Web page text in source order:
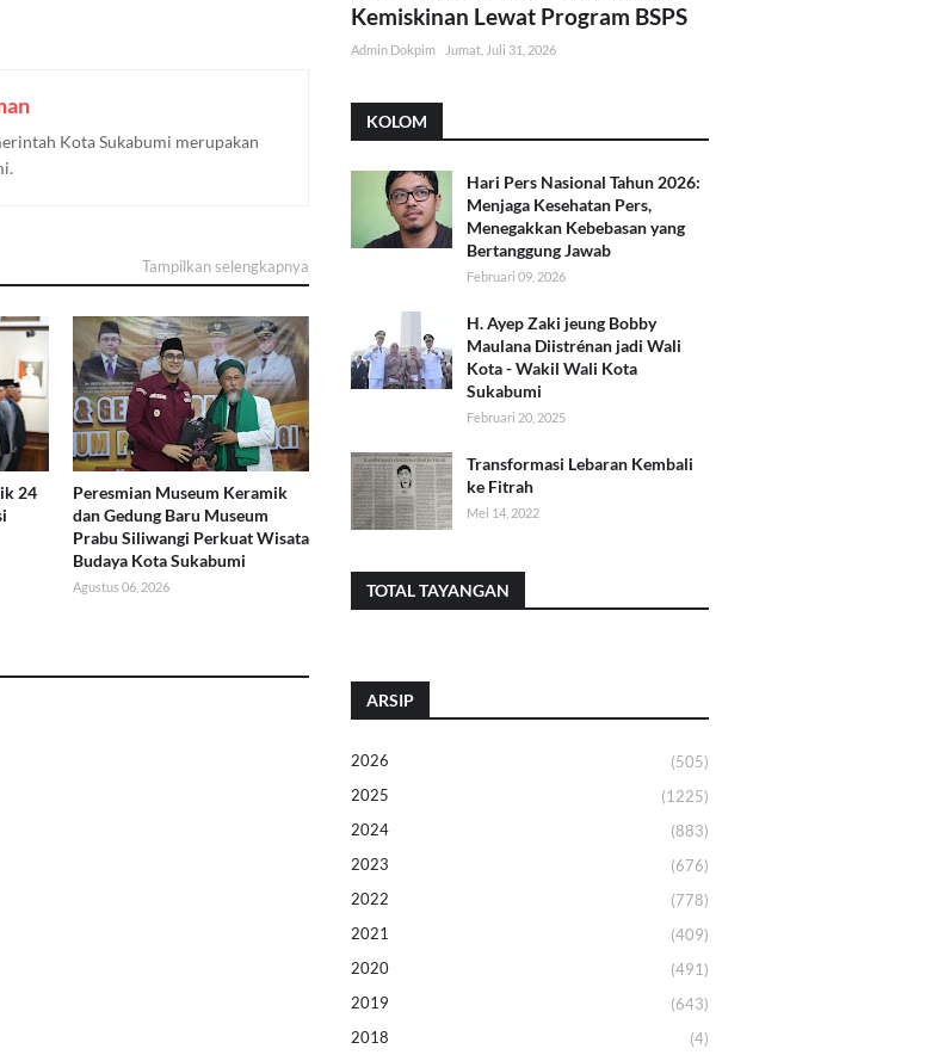
Kota Sukabumi merupakan
Tampilkan selengkapnya
24
Peresmian Museum Keramik
dan Gedung Baru Museum
Prabu Siliwangi Perkuat Wisata
Budaya Kota Sukabumi
Agustus 06, 2026
Kemiskinan Lewat Program BSPS
Admin Dokpim Jumat, Juli 31, 2026
KOLOM
Hari Pers Nasional Tahun 2026:
Menjaga Kesehatan Pers,
Menegakkan Kebebasan yang
Bertanggung Jawab
Februari 09, 2026
H. Ayep Zaki jeung Bobby
Maulana Diistrénan jadi Wali
Kota - Wakil Wali Kota
Sukabumi
Februari 20, 2025
Transformasi Lebaran Kembali
ke Fitrah
Mei 14, 2022
TOTAL TAYANGAN
ARSIP
2026
(505)
2025
(1225)
2024
(883)
2023
(676)
2022
(778)
2021
(409)
2020
(491)
2019
(643)
2018
(4)